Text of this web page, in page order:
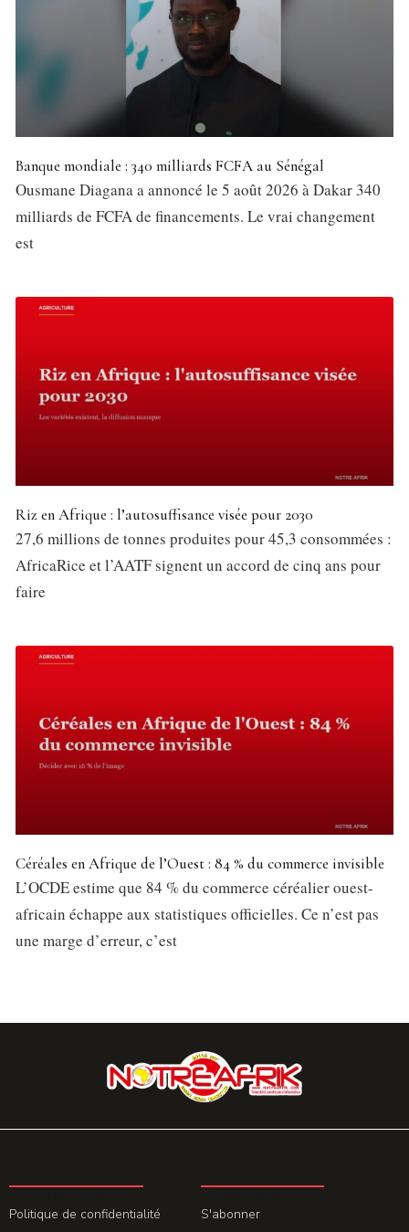
Banque mondiale : 340 milliards FCFA au Sénégal
Ousmane Diagana a annoncé le 5 août 2026 à Dakar 340
milliards de FCFA de financements. Le vrai changement
est
Riz en Afrique : l’autosuffisance visée pour 2030
27,6 millions de tonnes produites pour 45,3 consommées :
AfricaRice et l’AATF signent un accord de cinq ans pour
faire
Céréales en Afrique de l’Ouest : 84 % du commerce invisible
L’OCDE estime que 84 % du commerce céréalier ouest-
africain échappe aux statistiques officielles. Ce n’est pas
une marge d’erreur, c’est
Politique de confidentialité
S'abonner